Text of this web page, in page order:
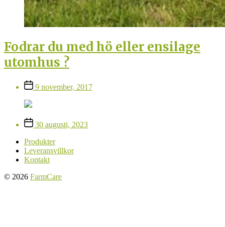
Fodrar du med hö eller ensilage
utomhus ?
Inläggsdatum
9 november, 2017
Inläggsdatum
30 augusti, 2023
Produkter
Leveransvillkor
Kontakt
© 2026 FarmCare